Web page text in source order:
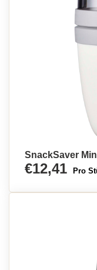
SnackSaver
€12,41 Pro